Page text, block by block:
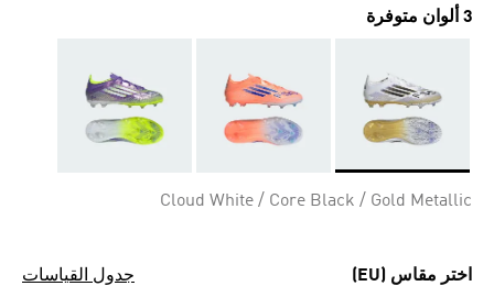
3 ألوان متوفرة
Cloud White / Core Black / Gold Metallic
اختر مقاس (EU) جدول القياسات